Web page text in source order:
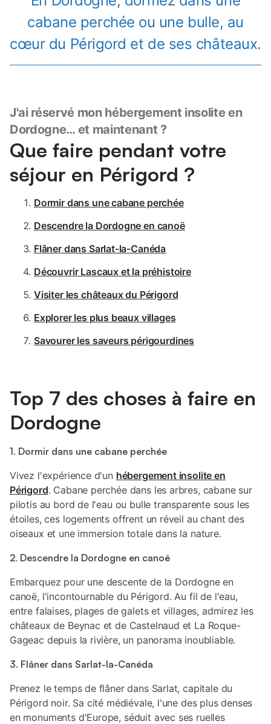
cabane perchée ou une bulle, au
cœur du Périgord et de ses châteaux.
J'ai réservé mon hébergement insolite en
Dordogne… et maintenant ?
Que faire pendant votre
séjour en Périgord ?
Dormir dans une cabane perchée
Descendre la Dordogne en canoë
Flâner dans Sarlat-la-Canéda
Découvrir Lascaux et la préhistoire
Visiter les châteaux du Périgord
Explorer les plus beaux villages
Savourer les saveurs périgourdines
Top 7 des choses à faire en
Dordogne
1. Dormir dans une cabane perchée
Vivez l'expérience d'un hébergement insolite en
Périgord. Cabane perchée dans les arbres, cabane sur
pilotis au bord de l'eau ou bulle transparente sous les
étoiles, ces logements offrent un réveil au chant des
oiseaux et une immersion totale dans la nature.
2. Descendre la Dordogne en canoë
Embarquez pour une descente de la Dordogne en
canoë, l'incontournable du Périgord. Au fil de l'eau,
entre falaises, plages de galets et villages, admirez les
châteaux de Beynac et de Castelnaud et La Roque-
Gageac depuis la rivière, un panorama inoubliable.
3. Flâner dans Sarlat-la-Canéda
Prenez le temps de flâner dans Sarlat, capitale du
Périgord noir. Sa cité médiévale, l'une des plus denses
en monuments d'Europe, séduit avec ses ruelles